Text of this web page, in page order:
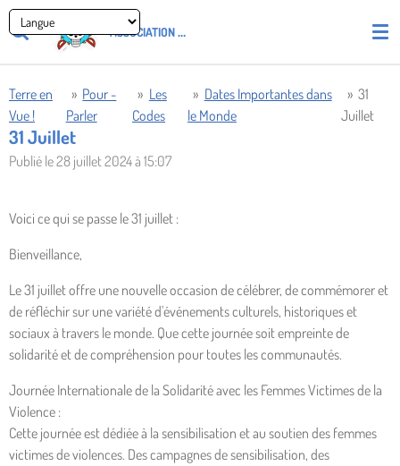
Passer
au
ASSOCIATION PIRATES' UNION OF LIGHT AND LOVE -
Terre en
Vue !
» Pour -
Parler
» Les
Codes
» Dates Importantes dans
le Monde
» 31
Juillet
31 Juillet
Publié le 28 juillet 2024 à 15:07
Voici ce qui se passe le 31 juillet :
Bienveillance,
Le 31 juillet offre une nouvelle occasion de célébrer, de commémorer et
de réfléchir sur une variété d'événements culturels, historiques et
sociaux à travers le monde. Que cette journée soit empreinte de
solidarité et de compréhension pour toutes les communautés.
Journée Internationale de la Solidarité avec les Femmes Victimes de la
Violence :
Cette journée est dédiée à la sensibilisation et au soutien des femmes
victimes de violences. Des campagnes de sensibilisation, des